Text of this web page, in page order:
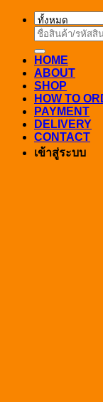
ค้นหา:
HOME
ABOUT
SHOP
HOW TO
PAYMENT
DELIVERY
CONTACT
เข้าสู่ระบบ